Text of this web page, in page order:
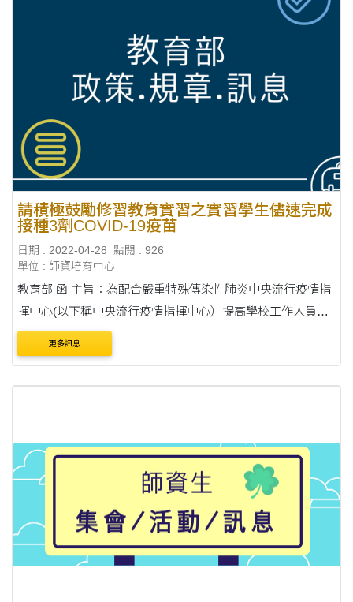
請積極鼓勵修習教育實習之實習學生儘速完成
接種3劑COVID-19疫苗
日期 : 2022-04-28
點閱 : 926
單位 : 師資培育中心
教育部 函 主旨：為配合嚴重特殊傳染性肺炎中央流行疫情指
揮中心(以下稱中央流行疫情指揮中心）提高學校工作人員健
康管理之接種COVID-19疫苗規範，請積極鼓勵修習教育實習
之實習學生儘速完成接種3劑COVID-19疫苗，請....
更多訊息